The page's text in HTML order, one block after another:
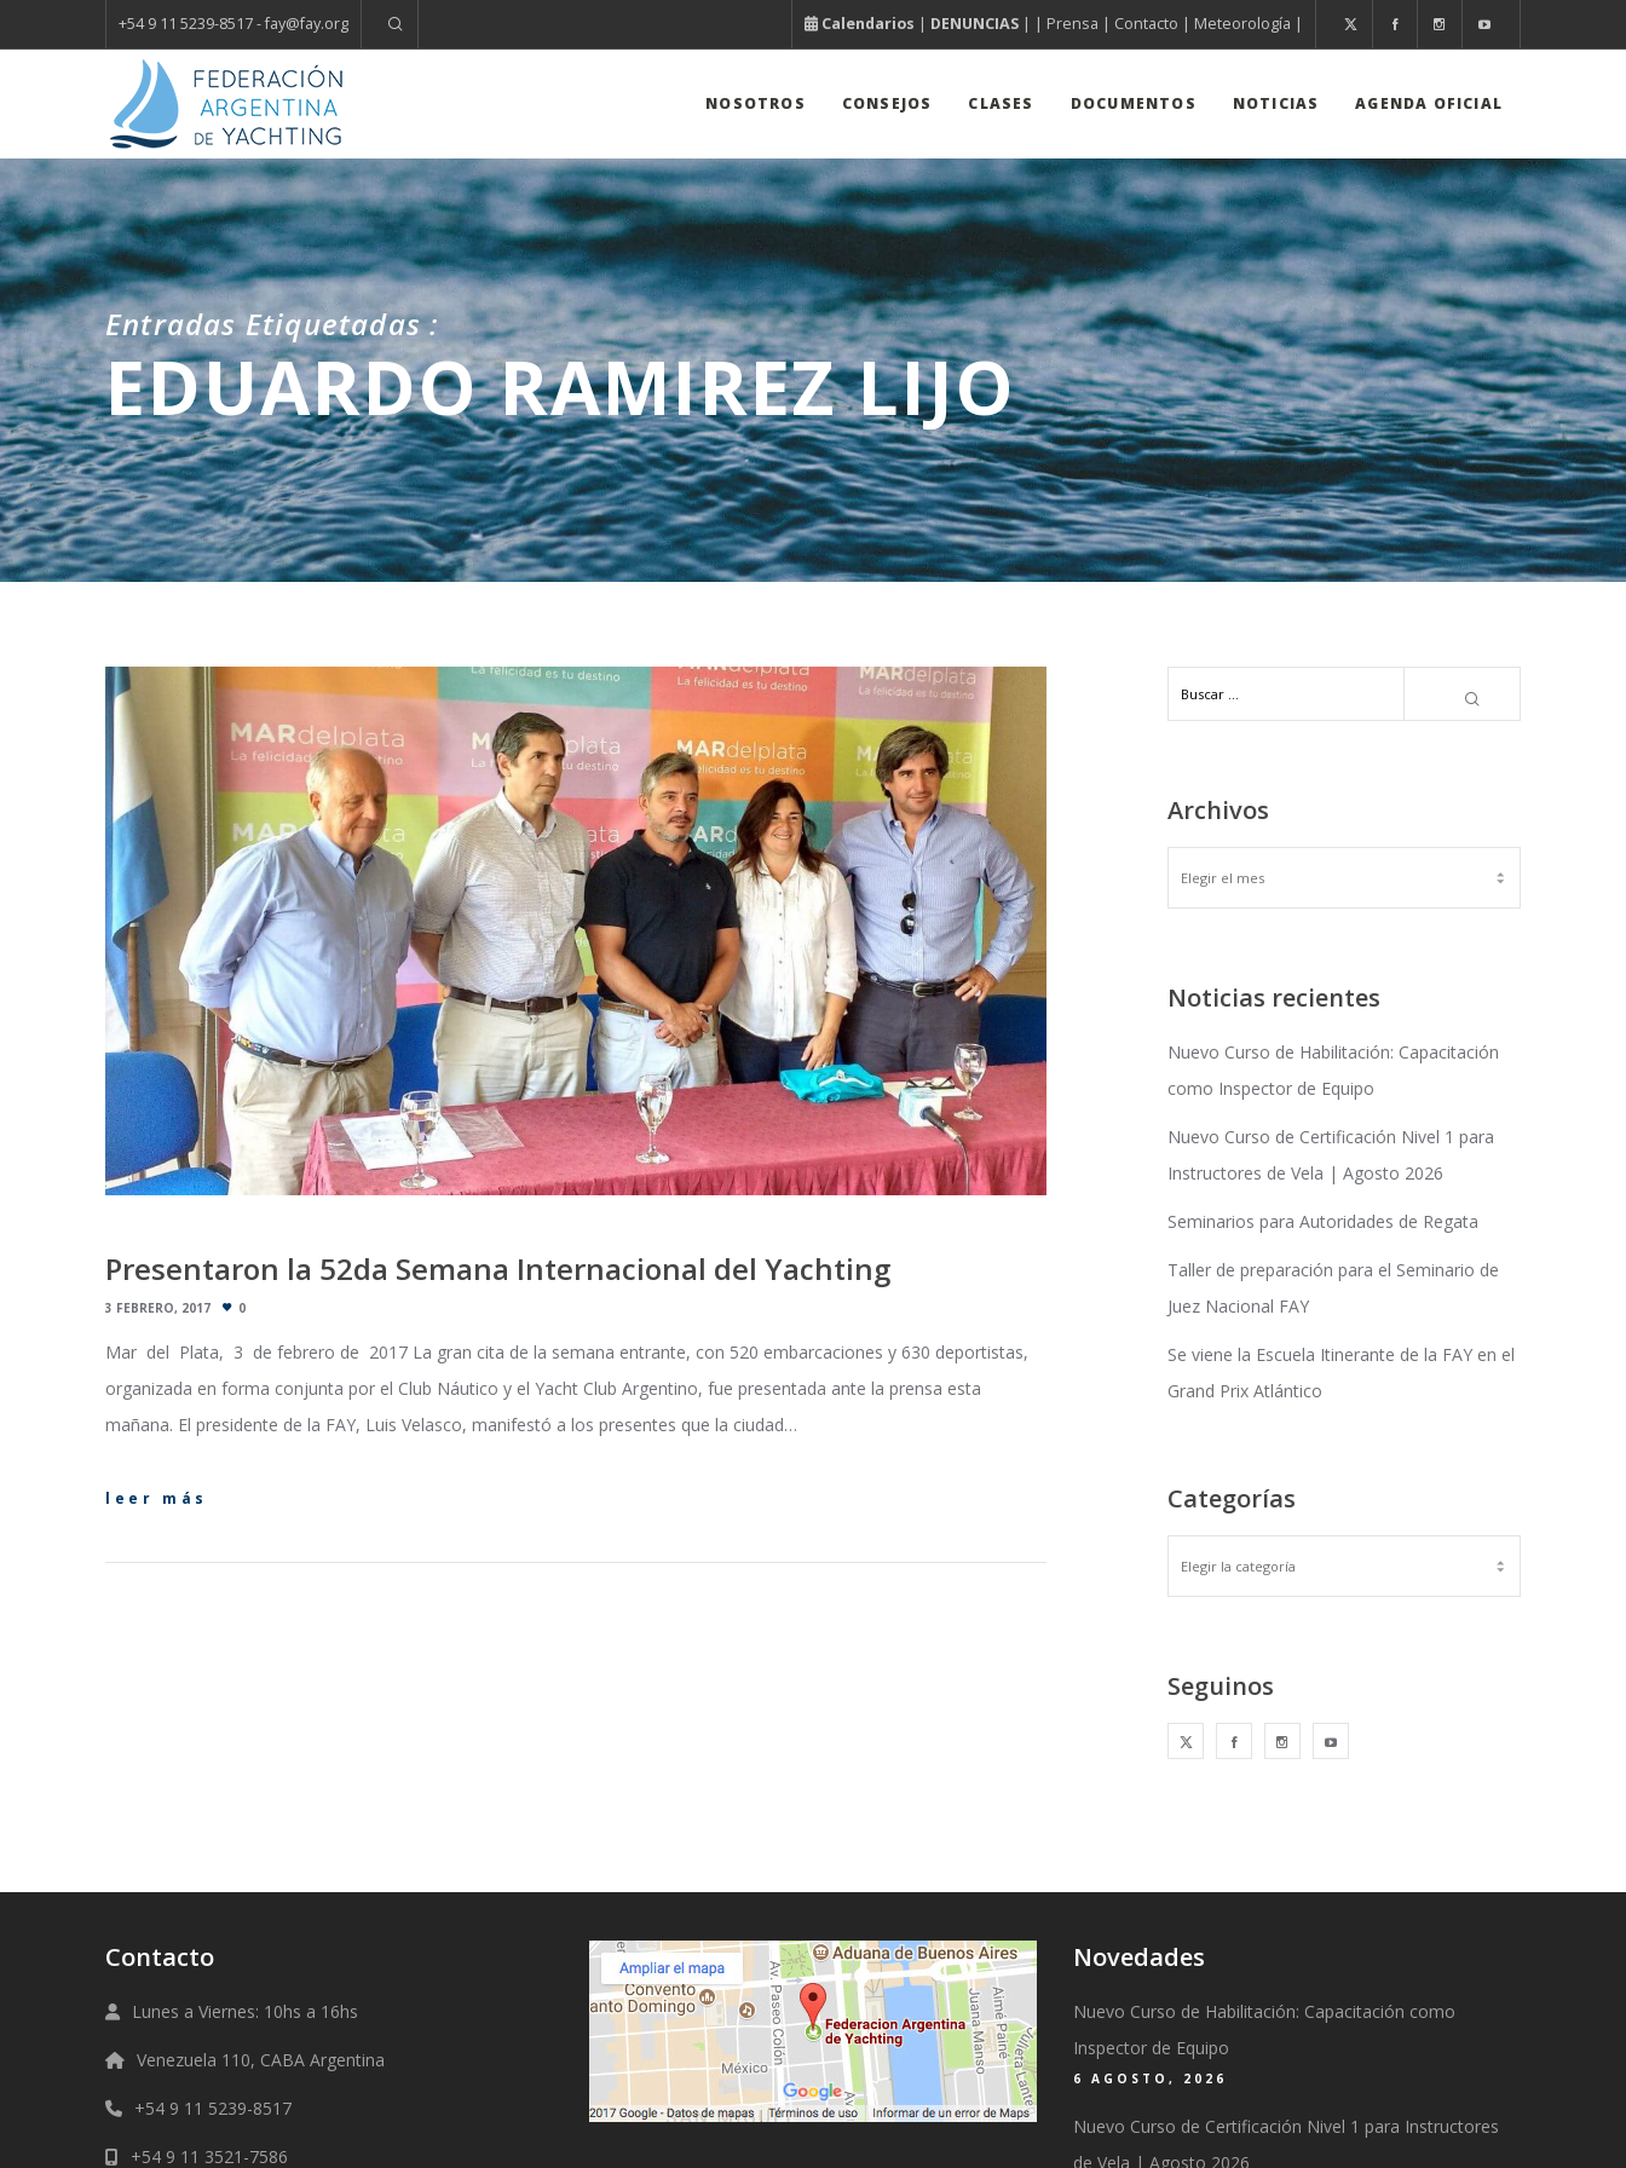
+54 9 11 5239-8517 - fay@fay.org Calendarios | DENUNCIAS | | Prensa | Contacto | Meteorología |
NOSOTROS CONSEJOS CLASES DOCUMENTOS NOTICIAS AGENDA OFICIAL
Entradas Etiquetadas :
EDUARDO RAMIREZ LIJO
Presentaron la 52da Semana Internacional del Yachting
3 FEBRERO, 2017 0
Mar del Plata, 3 de febrero de 2017 La gran cita de la semana entrante, con 520 embarcaciones y 630 deportistas,
organizada en forma conjunta por el Club Náutico y el Yacht Club Argentino, fue presentada ante la prensa esta
mañana. El presidente de la FAY, Luis Velasco, manifestó a los presentes que la ciudad…
leer más
Archivos
ARCHIVOS
Noticias recientes
Nuevo Curso de Habilitación: Capacitación
como Inspector de Equipo
Nuevo Curso de Certificación Nivel 1 para
Instructores de Vela | Agosto 2026
Seminarios para Autoridades de Regata
Taller de preparación para el Seminario de
Juez Nacional FAY
Se viene la Escuela Itinerante de la FAY en el
Grand Prix Atlántico
Categorías
Seguinos
Contacto
Lunes a Viernes: 10hs a 16hs
Venezuela 110, CABA Argentina
+54 9 11 5239-8517
+54 9 11 3521-7586
Novedades
Nuevo Curso de Habilitación: Capacitación como
Inspector de Equipo
6 AGOSTO, 2026
Nuevo Curso de Certificación Nivel 1 para Instructores
de Vela | Agosto 2026